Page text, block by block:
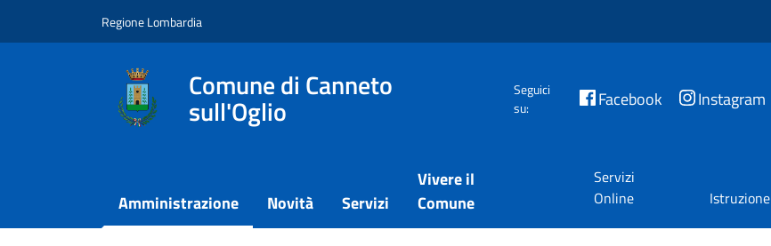
Regione Lombardia
Comune di Canneto
sull'Oglio
Seguici
su:
Facebook Instagram
Amministrazione Novità Servizi
Vivere il
Comune
Servizi
Online
Istruzione